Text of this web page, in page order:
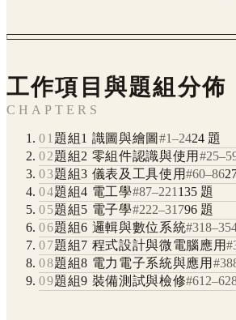
工作項目與題組分佈
CHAPTERS
01 題組1 識圖與繪圖 #1–2424題
02題組2 零組件認識與使用 #25–
03題組3 儀表及工具使用#60–86
04題組4 電工學#87–221 135題
05題組5 電子學#222–31796題
06題組6 邏輯與數位系統#318–
07題組7 程式設計與微電腦應用#
08題組8 電力電子系統與應用 #
09題組9 裝備測試與檢修#612–